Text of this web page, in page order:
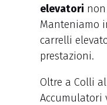
elevatori
Manteniamo
carrelli
prestazioni.
Oltre a Colli
Accumulatori